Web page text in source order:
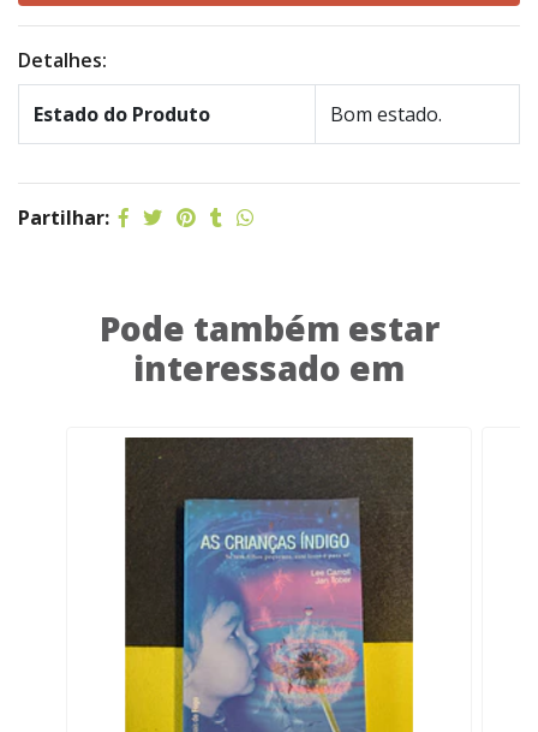
Detalhes:
Estado do Produto Bom estado.
Partilhar:
Pode também estar
interessado em